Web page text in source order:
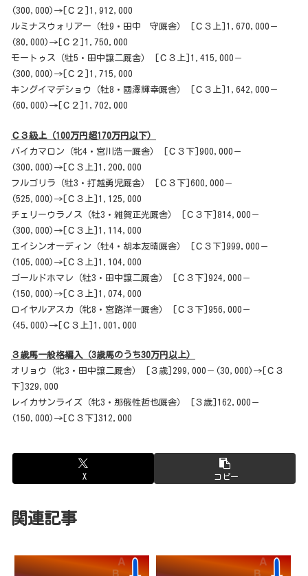
(300,000)→[Ｃ２]1,912,000
ルミナスウォリアー（牡9・田中 守厩舎） [Ｃ３上]1,670,000－
(80,000)→[Ｃ２]1,750,000
モートゥス（牡5・田中譲二厩舎） [Ｃ３上]1,415,000－
(300,000)→[Ｃ２]1,715,000
キングイマデショウ（牡8・國澤輝幸厩舎） [Ｃ３上]1,642,000－
(60,000)→[Ｃ２]1,702,000
Ｃ３級上（100万円超170万円以下）
バイカマロン（牝4・宮川浩一厩舎） [Ｃ３下]900,000－
(300,000)→[Ｃ３上]1,200,000
フルゴリラ（牡3・打越勇児厩舎） [Ｃ３下]600,000－
(525,000)→[Ｃ３上]1,125,000
チェリーウラノス（牡3・雑賀正光厩舎） [Ｃ３下]814,000－
(300,000)→[Ｃ３上]1,114,000
エイシンオーディン（牡4・胡本友晴厩舎） [Ｃ３下]999,000－
(105,000)→[Ｃ３上]1,104,000
ゴールドホマレ（牡3・田中譲二厩舎） [Ｃ３下]924,000－
(150,000)→[Ｃ３上]1,074,000
ロイヤルアスカ（牝8・宮路洋一厩舎） [Ｃ３下]956,000－
(45,000)→[Ｃ３上]1,001,000
３歳馬一般格編入（3歳馬のうち30万円以上）
オリョウ（牝3・田中譲二厩舎） [３歳]299,000－(30,000)→[Ｃ３
下]329,000
レイカサンライズ（牝3・那俄性哲也厩舎） [３歳]162,000－
(150,000)→[Ｃ３下]312,000
X コピー
関連記事